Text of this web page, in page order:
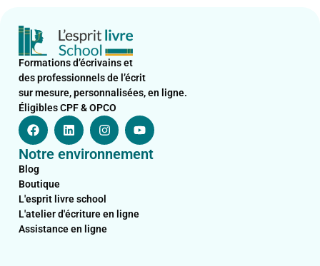
Formations d’écrivains et
des professionnels de l’écrit
sur mesure, personnalisées, en ligne.
Éligibles CPF & OPCO
F
a
c
e
b
o
o
k
L
i
n
k
i
n
I
n
s
t
r
a
m
Y
o
u
t
Notre environnement
Blog
Boutique
L'esprit livre school
L'atelier d'écriture en ligne
Assistance en ligne